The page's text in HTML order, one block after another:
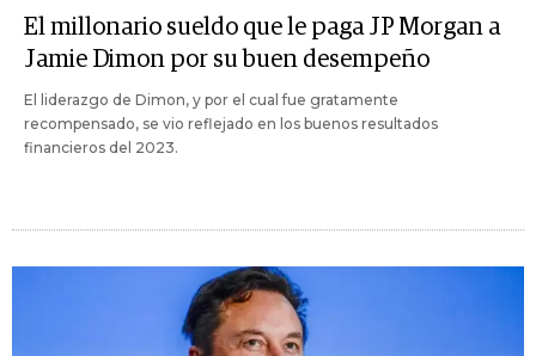
El millonario sueldo que le paga JP Morgan a
Jamie Dimon por su buen desempeño
El liderazgo de Dimon, y por el cual fue gratamente
recompensado, se vio reflejado en los buenos resultados
financieros del 2023.